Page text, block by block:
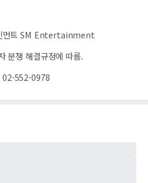
먼트 SM Entertainment
분쟁 해결규정에 따름.
552-0978